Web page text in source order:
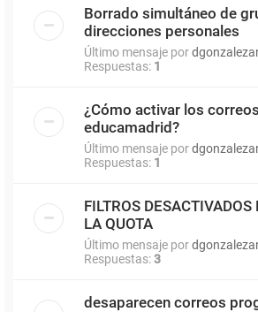
Borrado simultáneo de
direcciones personales
Último mensaje por
Respuestas: 1
¿Cómo activar los
educamadrid?
Último mensaje por
Respuestas: 1
FILTROS DESACTIVADOS
LA QUOTA
Último mensaje por
Respuestas:3
desaparecen correos